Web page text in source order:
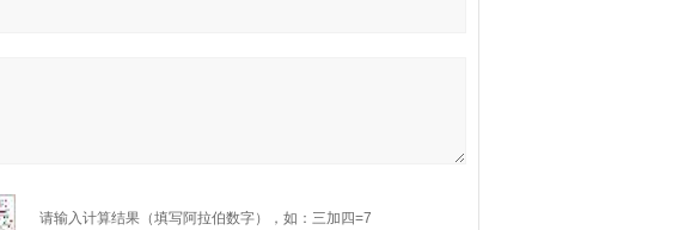
请输入计算结果（填写阿拉伯数字），如：三加四=7